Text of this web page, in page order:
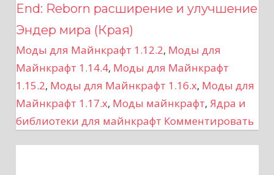
и
г
а
ц
и
я
End: Reborn расширение и улучшение
Эндер мира (Края)
Моды для Майнкрафт 1.12.2, Моды для
Майнкрафт 1.14.4, Моды для Майнкрафт
1.15.2, Моды для Майнкрафт 1.16.x, Моды для
Майнкрафт 1.17.x, Моды майнкрафт, Ядра и
библиотеки для майнкрафт Комментировать